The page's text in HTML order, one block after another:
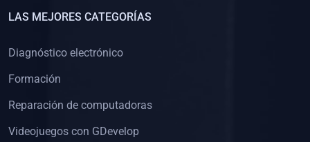
LAS MEJORES CATEGORÍAS
Diagnóstico electrónico
Formación
Reparación de computadoras
Videojuegos con GDevelop